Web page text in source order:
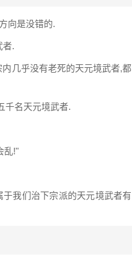
向是没错的.
者.
几乎没有老死的天元境武者,都
千名天元境武者.
乱!"
我们治下宗派的天元境武者有